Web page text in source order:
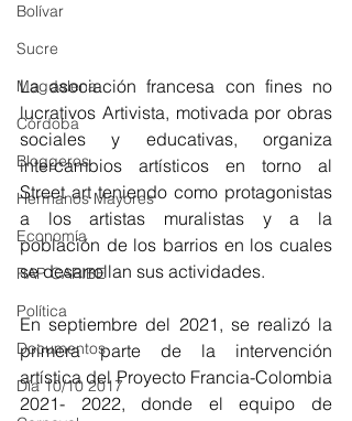
Bolívar
Sucre
Magdalena
Córdoba
Bloggeros
Hermanos Mayores
Economía
RAP CARIBE
Política
Documentos
Día 10/10 2017
La asociación francesa con fines no
lucrativos Artivista, motivada por obras
sociales y educativas, organiza
intercambios artísticos en torno al
Street art teniendo como protagonistas
a los artistas muralistas y a la
población de los barrios en los cuales
se desarrollan sus actividades.
En septiembre del 2021, se realizó la
primera parte de la intervención
artística del Proyecto Francia-Colombia
2021- 2022, donde el equipo de